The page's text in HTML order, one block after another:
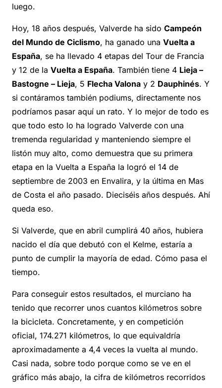
luego.
Hoy, 18 años después, Valverde ha sido Campeón
del Mundo de Ciclismo, ha ganado una Vuelta a
España, se ha llevado 4 etapas del Tour de Francia
y 12 de la Vuelta a España. También tiene 4 Lieja –
Bastogne – Lieja, 5 Flecha Valona y 2 Dauphinés. Y
si contáramos también podiums, directamente nos
podríamos pasar aquí un rato. Y lo mejor de todo es
que todo esto lo ha logrado Valverde con una
tremenda regularidad y manteniendo siempre el
listón muy alto, como demuestra que su primera
etapa en la Vuelta a España la logró el 14 de
septiembre de 2003 en Envalira, y la última en Mas
de Costa el año pasado. Dieciséis años después. Ahí
queda eso.
Si Valverde, que en abril cumplirá 40 años, hubiera
nacido el día que debutó con el Kelme, estaría a
punto de cumplir la mayoría de edad. Cómo pasa el
tiempo.
Para conseguir estos resultados, el murciano ha
tenido que recorrer unos cuantos kilómetros sobre
la bicicleta. Concretamente, y en competición
oficial, 174.271 kilómetros, lo que equivaldría
aproximadamente a 4,4 veces la vuelta al mundo.
Casi nada, sobre todo porque como se ve en el
gráfico más abajo, la cifra de kilómetros recorridos